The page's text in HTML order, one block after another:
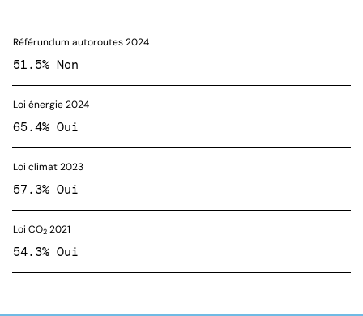
Référundum autoroutes 2024
51.5% Non
Loi énergie 2024
65.4% Oui
Loi climat 2023
57.3% Oui
Loi CO2 2021
54.3% Oui